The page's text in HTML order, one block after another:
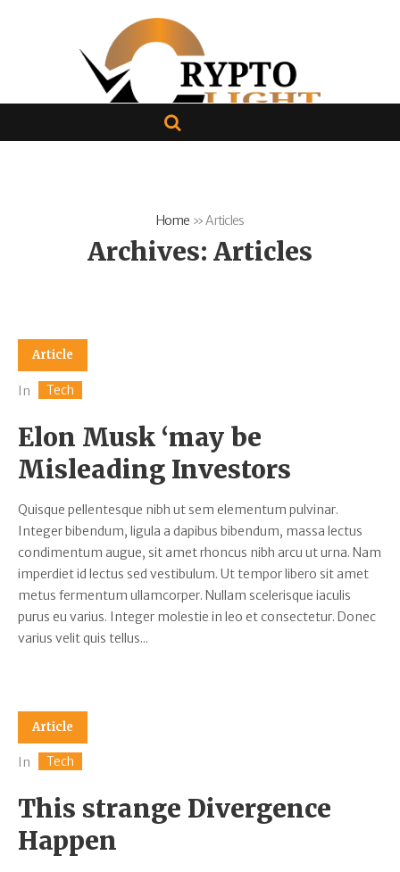
Home »Articles
Archives: Articles
Article
In Tech
Elon Musk ‘may be
Misleading Investors
Quisque pellentesque nibh ut sem elementum pulvinar.
Integer bibendum, ligula a dapibus bibendum, massa lectus
condimentum augue, sit amet rhoncus nibh arcu ut urna. Nam
imperdiet id lectus sed vestibulum. Ut tempor libero sit amet
metus fermentum ullamcorper. Nullam scelerisque iaculis
purus eu varius. Integer molestie in leo et consectetur. Donec
varius velit quis tellus...
Article
In Tech
This strange Divergence
Happen